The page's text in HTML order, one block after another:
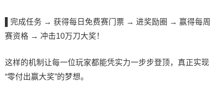
完成任务 → 获得每日免费赛门票 → 进奖励圈 → 赢得每周
赛资格 → 冲击10万刀大奖！
这样的机制让每一位玩家都能凭实力一步步登顶，真正实现
“零付出赢大奖”的梦想。